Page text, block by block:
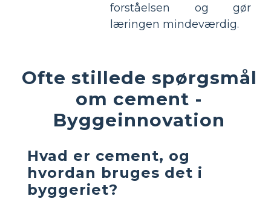
forståelsen og gør
læringen mindeværdig.
Ofte stillede spørgsmål
om cement -
Byggeinnovation
Hvad er cement, og
hvordan bruges det i
byggeriet?